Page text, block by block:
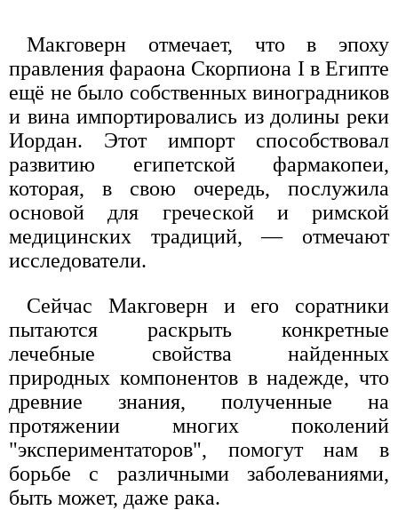
Макговерн отмечает, что в эпоху
правления фараона Скорпиона I в Египте
ещё не было собственных виноградников
и вина импортировались из долины реки
Иордан. Этот импорт способствовал
развитию египетской фармакопеи,
которая, в свою очередь, послужила
основой для греческой и римской
медицинских традиций, — отмечают
исследователи.
Сейчас Макговерн и его соратники
пытаются раскрыть конкретные
лечебные свойства найденных
природных компонентов в надежде, что
древние знания, полученные на
протяжении многих поколений
"экспериментаторов", помогут нам в
борьбе с различными заболеваниями,
быть может, даже рака.